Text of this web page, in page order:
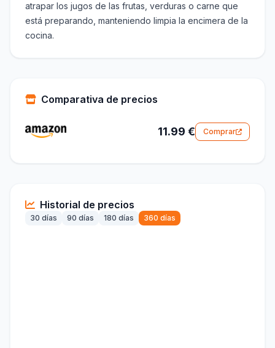
atrapar los jugos de las frutas, verduras o carne que
está preparando, manteniendo limpia la encimera de la
cocina.
Comparativa de precios
11.99 € Comprar
Historial de precios
30 días 90 días 180 días 360 días